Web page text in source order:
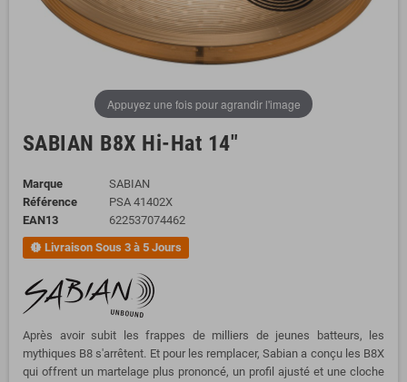
Appuyez une fois pour agrandir l'image
SABIAN B8X Hi-Hat 14"
Marque
SABIAN
Référence
PSA 41402X
EAN13
622537074462
new_releases Livraison Sous 3 à 5 Jours
Après avoir subit les frappes de milliers de jeunes batteurs, les
mythiques B8 s'arrêtent. Et pour les remplacer, Sabian a conçu les B8X
qui offrent un martelage plus prononcé, un profil ajusté et une cloche